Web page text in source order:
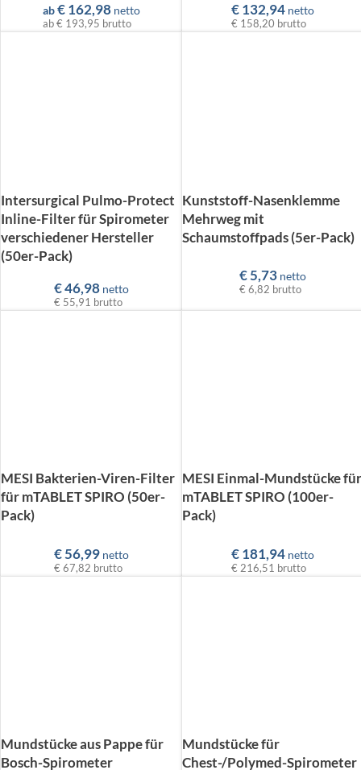
ab €162,98 netto
ab€ 193,95 brutto
€132,94 netto
€ 158,20 brutto
Intersurgical Pulmo-Protect
Inline-Filter für Spirometer
verschiedener Hersteller
(50er-Pack)
€46,98 netto
€ 55,91 brutto
Kunststoff-Nasenklemme
Mehrweg mit
Schaumstoffpads (5er-Pack)
€5,73 netto
€ 6,82 brutto
MESI Bakterien-Viren-Filter
für mTABLET SPIRO (50er-
Pack)
€56,99 netto
€ 67,82 brutto
MESI Einmal-Mundstücke für
mTABLET SPIRO (100er-
Pack)
€181,94 netto
€ 216,51 brutto
Mundstücke aus Pappe für
Bosch-Spirometer
Mundstücke für
Chest-/Polymed-Spirometer